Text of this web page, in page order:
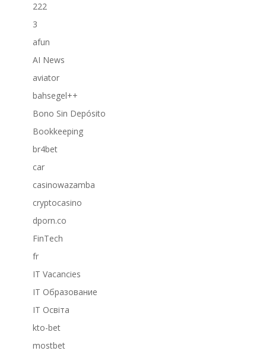
222
3
afun
AI News
aviator
bahsegel++
Bono Sin Depósito
Bookkeeping
br4bet
car
casinowazamba
cryptocasino
dporn.co
FinTech
fr
IT Vacancies
IT Образование
IT Освіта
kto-bet
mostbet